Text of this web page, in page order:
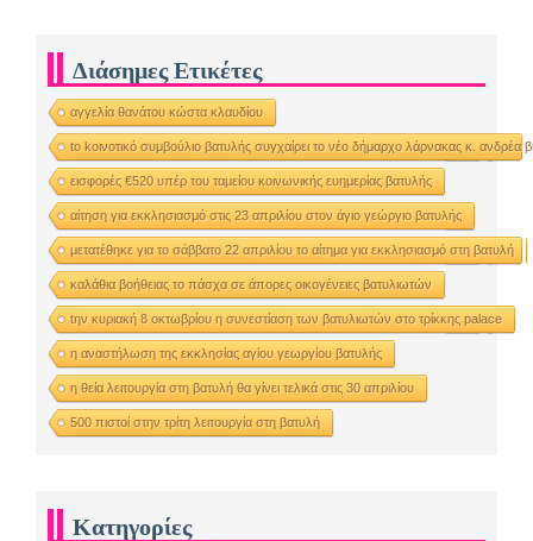
Διάσημες Ετικέτες
αγγελία θανάτου κώστα κλαυδίου
to kοινοτικό συμβούλιο βατυλής συγχαίρει το νέο δήμαρχο λάρνακας κ. ανδρέα
εισφορές €520 υπέρ του ταμείου κοινωνικής ευημερίας βατυλής
αίτηση για εκκλησιασμό στις 23 απριλίου στον άγιο γεώργιο βατυλής
μετατέθηκε για το σάββατο 22 απριλίου το αίτημα για εκκλησιασμό στη βατυλή
καλάθια βοήθειας το πάσχα σε άπορες οικογένειες βατυλιωτών
tην κυριακή 8 οκτωβρίου η συνεστίαση των βατυλιωτών στο τρίκκης palace
η αναστήλωση της εκκλησίας αγίου γεωργίου βατυλής
η θεία λειτουργία στη βατυλή θα γίνει τελικά στις 30 απριλίου
500 πιστοί στην τρίτη λειτουργία στη βατυλή
Κατηγορίες